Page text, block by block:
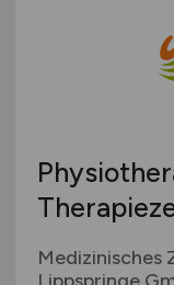
Medizinisches